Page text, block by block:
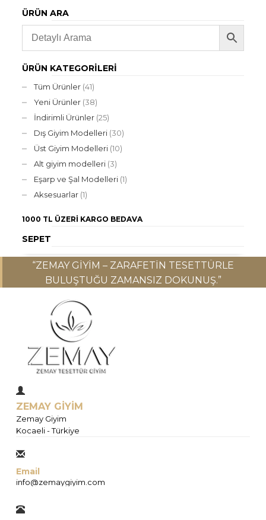
ÜRÜN ARA
ÜRÜN KATEGORILERI
Tüm Ürünler (41)
Yeni Ürünler (38)
İndirimli Ürünler (25)
Dış Giyim Modelleri (30)
Üst Giyim Modelleri (10)
Alt giyim modelleri (3)
Eşarp ve Şal Modelleri (1)
Aksesuarlar (1)
1000 TL ÜZERI KARGO BEDAVA
SEPET
“ZEMAY GIYIM – ZARAFETIN TESETTÜRLE
BULUŞTUĞU ZAMANSIZ DOKUNUŞ.”
ZEMAY GİYİM
Zemay Giyim
Kocaeli - Türkiye
Email
info@zemaygiyim.com